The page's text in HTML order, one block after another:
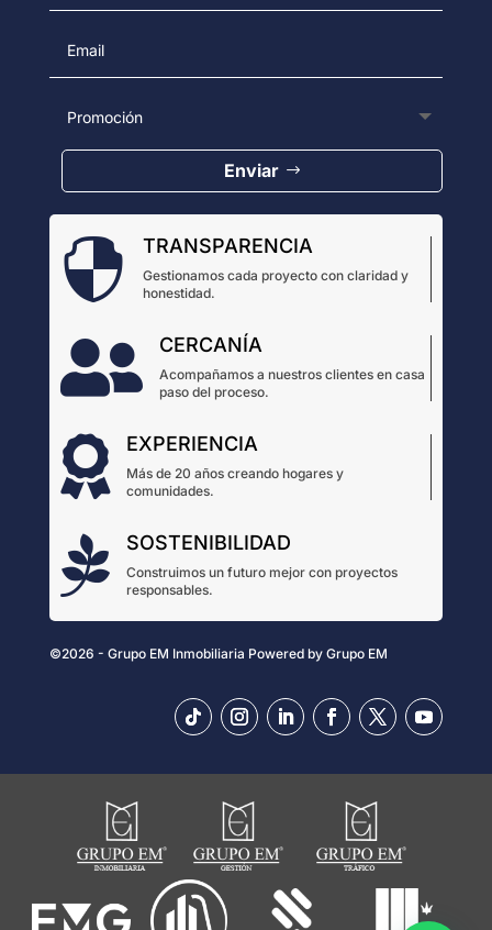
Enviar
 TRANSPARENCIA
Gestionamos cada proyecto con claridad y
honestidad.
 CERCANÍA
Acompañamos a nuestros clientes en casa
paso del proceso.
 EXPERIENCIA
Más de 20 años creando hogares y
comunidades.
 SOSTENIBILIDAD
Construimos un futuro mejor con proyectos
responsables.
©2026 - Grupo EM Inmobiliaria Powered by Grupo EM